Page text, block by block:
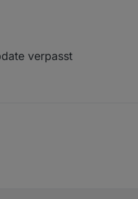
verpasst
wurden,